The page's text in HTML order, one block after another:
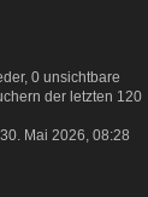
0 unsichtbare
der letzten 120
Mai 2026, 08:28